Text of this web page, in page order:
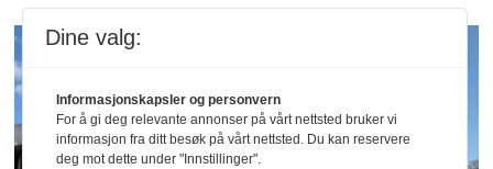
Dine valg:
Informasjonskapsler og personvern
For å gi deg relevante annonser på vårt nettsted bruker vi
informasjon fra ditt besøk på vårt nettsted. Du kan reservere
deg mot dette under "Innstillinger".